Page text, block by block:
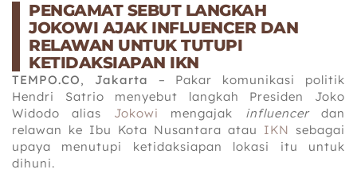
PENGAMAT SEBUT LANGKAH
JOKOWI AJAK INFLUENCER DAN
RELAWAN UNTUK TUTUPI
KETIDAKSIAPAN IKN
TEMPO.CO, Jakarta – Pakar komunikasi politik
Hendri Satrio menyebut langkah Presiden Joko
Widodo alias Jokowi mengajak influencerdan
relawan ke Ibu Kota Nusantara atau IKN sebagai
upaya menutupi ketidaksiapan lokasi itu untuk
dihuni.